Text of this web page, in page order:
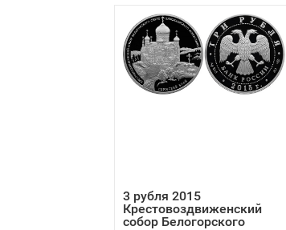
3 рубля 2015
Крестовоздвиженский
собор Белогорского